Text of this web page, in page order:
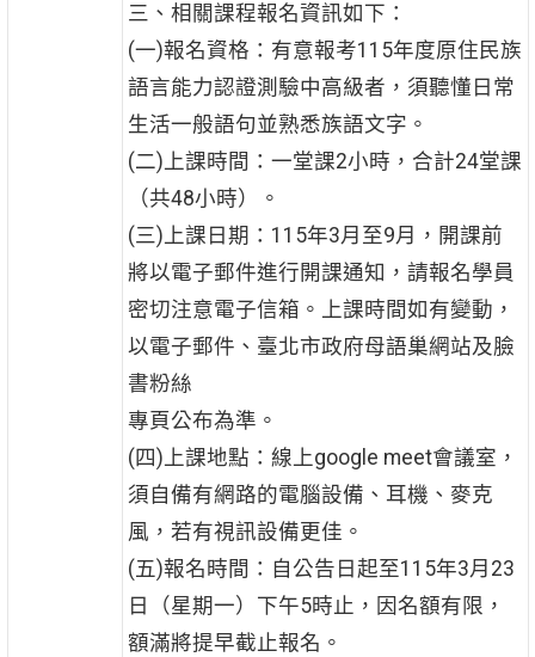
三、相關課程報名資訊如下：
(一)報名資格：有意報考115年度原住民族
語言能力認證測驗中高級者，須聽懂日常
生活一般語句並熟悉族語文字。
(二)上課時間：一堂課2小時，合計24堂課
（共48小時）。
(三)上課日期：115年3月至9月，開課前
將以電子郵件進行開課通知，請報名學員
密切注意電子信箱。上課時間如有變動，
以電子郵件、臺北市政府母語巢網站及臉
書粉絲
專頁公布為準。
(四)上課地點：線上google meet會議室，
須自備有網路的電腦設備、耳機、麥克
風，若有視訊設備更佳。
(五)報名時間：自公告日起至115年3月23
日（星期一）下午5時止，因名額有限，
額滿將提早截止報名。